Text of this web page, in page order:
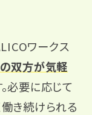
ワークス
双方が気軽
必要に応じて
き続けられる